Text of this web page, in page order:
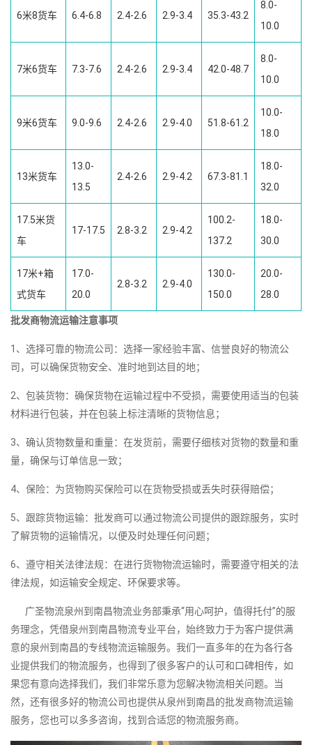
6米8货车 6.4-6.8 2.4-2.6 2.9-3.4 35.3-43.2
8.0-
10.0
7米6货车 7.3-7.6 2.4-2.6 2.9-3.4 42.0-48.7
8.0-
10.0
9米6货车 9.0-9.6 2.4-2.6 2.9-4.0 51.8-61.2
10.0-
18.0
13米货车
13.0-
13.5
2.4-2.6 2.9-4.2 67.3-81.1
18.0-
32.0
17.5米货
车
17-17.5 2.8-3.2 2.9-4.2
100.2-
137.2
18.0-
30.0
17米+箱
式货车
17.0-
20.0
2.8-3.2 2.9-4.0
130.0-
150.0
20.0-
28.0
批发商物流运输注意事项
1、选择可靠的物流公司：选择一家经验丰富、信誉良好的物流公
司，可以确保货物安全、准时地到达目的地；
2、包装货物：确保货物在运输过程中不受损，需要使用适当的包装
材料进行包装，并在包装上标注清晰的货物信息；
3、确认货物数量和重量：在发货前，需要仔细核对货物的数量和重
量，确保与订单信息一致；
4、保险：为货物购买保险可以在货物受损或丢失时获得赔偿；
5、跟踪货物运输：批发商可以通过物流公司提供的跟踪服务，实时
了解货物的运输情况，以便及时处理任何问题；
6、遵守相关法律法规：在进行货物物流运输时，需要遵守相关的法
律法规，如运输安全规定、环保要求等。
广圣物流泉州到南昌物流业务部秉承“用心呵护，值得托付”的服
务理念，凭借泉州到南昌物流专业平台，始终致力于为客户提供满
意的泉州到南昌的专线物流运输服务。我们一直多年的在为各行各
业提供我们的物流服务，也得到了很多客户的认可和口碑相传，如
果您有意向选择我们，我们非常乐意为您解决物流相关问题。当
然，还有很多好的物流公司也提供从泉州到南昌的批发商物流运输
服务，您也可以多多咨询，找到合适您的物流服务商。